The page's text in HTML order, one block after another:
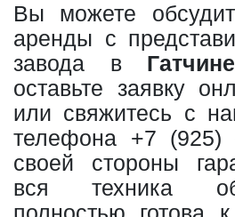
Вы можете
аренды с
завода в Гатчине
оставьте заявку
или свяжитесь с
телефона +7 (925)
своей стороны
вся техника